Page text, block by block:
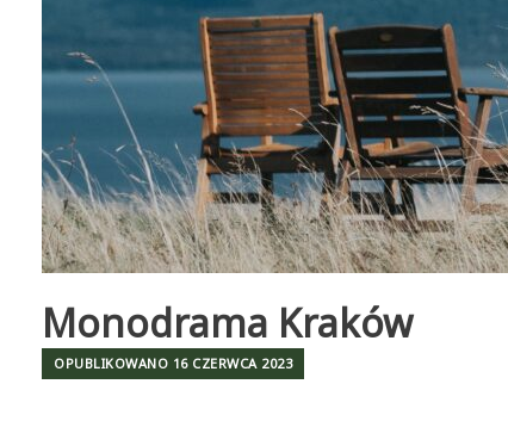
Monodrama Kraków
OPUBLIKOWANO 16 CZERWCA 2023